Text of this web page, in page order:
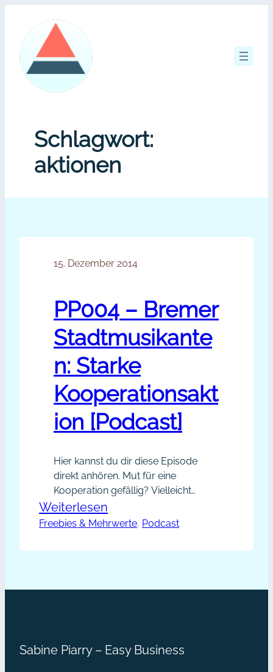
springen
Schlagwort:
aktionen
15. Dezember 2014
PP004 – Bremer
Stadtmusikante
n: Starke
Kooperationsakt
ion [Podcast]
Hier kannst du dir diese Episode
direkt anhören. Mut für eine
Kooperation gefällig? Vielleicht
glaubst du, dass du wenig attraktiv
bist für einen Kooperationspartner
zu klein ist. Mit dieser Episode
der Episode: Du kannst mir gerne
Weiterlesen
PP004
Freebies & Mehrwerte, Podcast
Sabine Piarry – Easy Business